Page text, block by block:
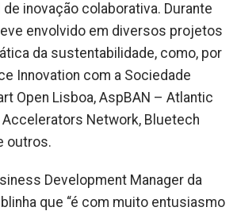
inovação colaborativa. Durante
envolvido em diversos projetos
da sustentabilidade, como, por
Innovation com a Sociedade
Open Lisboa, AspBAN – Atlantic
Network, Bluetech
outros.
Development Manager da
que “é com muito entusiasmo